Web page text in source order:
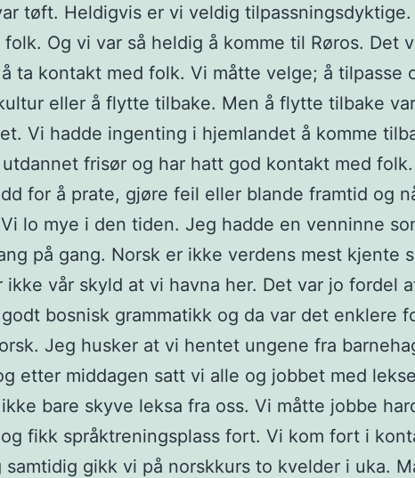
tøft. Heldigvis er vi veldig
folk. Og vi var så heldig å komme til Røros. Det
ta kontakt med folk. Vi måtte velge; å tilpasse
eller å flytte tilbake. Men å flytte tilbake
Vi hadde ingenting i hjemlandet å komme
frisør og har hatt god kontakt med
for å prate, gjøre feil eller blande framtid og
lo mye i den tiden. Jeg hadde en venninne
på gang. Norsk er ikke verdens mest kjente
ikke vår skyld at vi havna her. Det var jo fordel
bosnisk grammatikk og da var det enklere
Jeg husker at vi hentet ungene fra
etter middagen satt vi alle og jobbet med
bare skyve leksa fra oss. Vi måtte jobbe
fikk språktreningsplass fort. Vi kom fort i
samtidig gikk vi på norskkurs to kvelder i uka.